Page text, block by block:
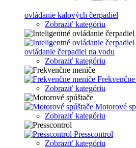
ovládanie kalových čerpadiel
Zobraziť kategóriu
ovládanie čerpadiel na vodu
Zobraziť kategóriu
Zobraziť kategóriu
Motorové
Zobraziť kategóriu
Presscontrol
Zobraziť kategóriu